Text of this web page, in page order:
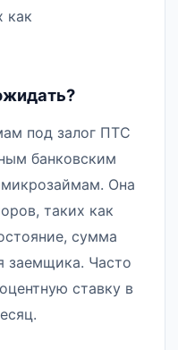
как
под залог ПТС
банковским
Она
таких как
сумма
заемщика. Часто
ставку в